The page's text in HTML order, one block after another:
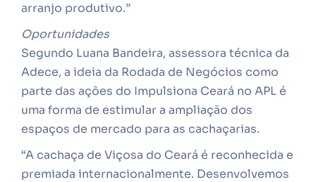
arranjo produtivo.”
Oportunidades
Segundo Luana Bandeira, assessora técnica da
Adece, a ideia da Rodada de Negócios como
parte das ações do Impulsiona Ceará no APL é
uma forma de estimular a ampliação dos
espaços de mercado para as cachaçarias.
“A cachaça de Viçosa do Ceará é reconhecida e
premiada internacionalmente. Desenvolvemos